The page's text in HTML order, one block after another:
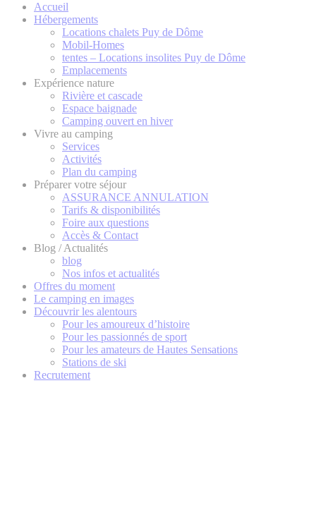
Accueil
Hébergements
Locations chalets Puy de Dôme
Mobil-Homes
tentes – Locations insolites Puy de Dôme
Emplacements
Expérience nature
Rivière et cascade
Espace baignade
Camping ouvert en hiver
Vivre au camping
Services
Activités
Plan du camping
Préparer votre séjour
ASSURANCE ANNULATION
Tarifs & disponibilités
Foire aux questions
Accès & Contact
Blog / Actualités
blog
Nos infos et actualités
Offres du moment
Le camping en images
Découvrir les alentours
Pour les amoureux d’histoire
Pour les passionnés de sport
Pour les amateurs de Hautes Sensations
Stations de ski
Recrutement